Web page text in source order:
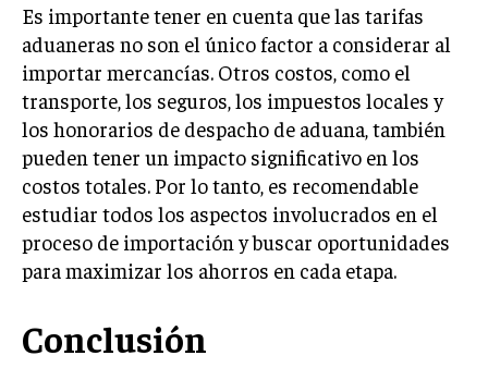
libre, me encanta bailar salsa y explorar nuevos géneros
musicales.
Aparece en periódicos digitales y domina los buscadores,
Infórmate aquí.
Es importante tener en cuenta que las tarifas
aduaneras no son el único factor a considerar al
importar mercancías. Otros costos, como el
transporte, los seguros, los impuestos locales y
los honorarios de despacho de aduana, también
pueden tener un impacto significativo en los
costos totales. Por lo tanto, es recomendable
estudiar todos los aspectos involucrados en el
proceso de importación y buscar oportunidades
para maximizar los ahorros en cada etapa.
Conclusión